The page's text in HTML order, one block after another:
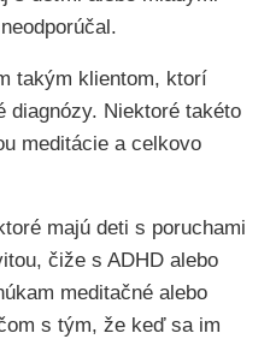
takým klientom, ktorí
diagnózy. Niektoré takéto
meditácie a celkovo
majú deti s poruchami
čiže s ADHD alebo
meditačné alebo
s tým, že keď sa im